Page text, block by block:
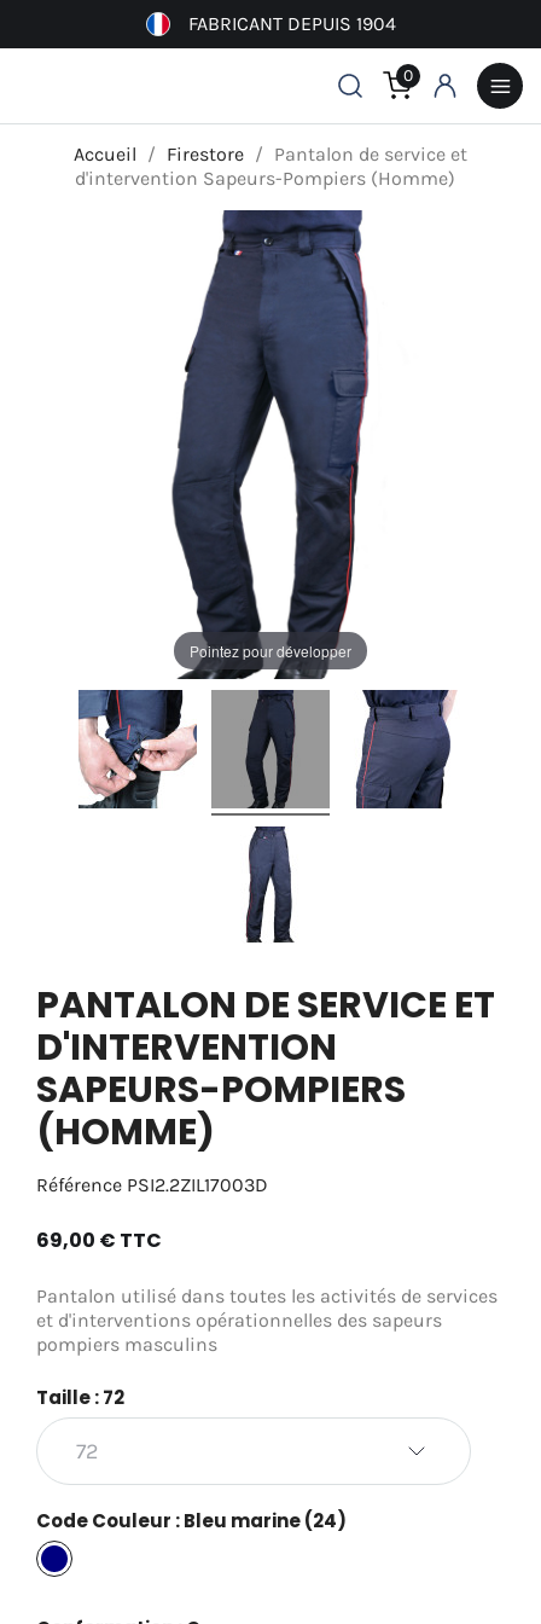
FABRICANT DEPUIS 1904
0
Accueil Firestore
Pantalon de service et
d'intervention Sapeurs-Pompiers (Homme)
Pointez pour développer
PANTALON DE SERVICE ET
D'INTERVENTION
SAPEURS-POMPIERS
(HOMME)
Référence PSI2.2ZIL17003D
69,00 € TTC
Pantalon utilisé dans toutes les activités de services
et d'interventions opérationnelles des sapeurs
pompiers masculins
Taille : 72
Code Couleur : Bleu marine (24)
Bleu
marine